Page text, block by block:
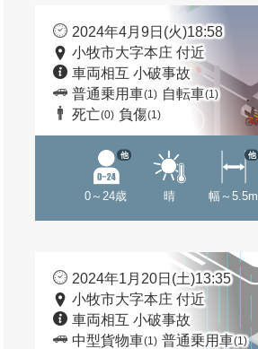
2024年4月9日(火)18:58
小牧市大字本庄 付近
車両相互 小破事故
普通乗用車(1) 自転車(1)
死亡(0) 負傷(1)
0～24歳
他
晴 幅～5.5m
他
2024年1月20日(土)13:35
小牧市大字本庄 付近
車両相互 小破事故
中型貨物車(1) 普通乗用車(1)